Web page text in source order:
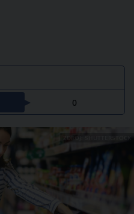
0
ZDROJ: SHUTTERSTOCK